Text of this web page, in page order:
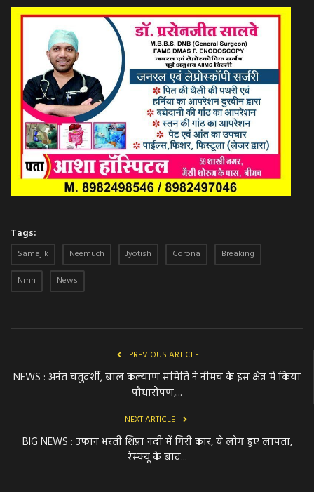
Tags:
Samajik Neemuch Jyotish Corona
Breaking
Nmh
News
PREVIOUS ARTICLE
NEWS : अनंत चतुदर्शी, बाल कल्याण समिति ने नीमच के इस क्षेत्र में किया
पौधारोपण,...
NEXT ARTICLE
BIG NEWS : उफान भरती शिप्रा नदी में गिरी कार, ये लोग हुए लापता,
रेस्क्यू के बाद...